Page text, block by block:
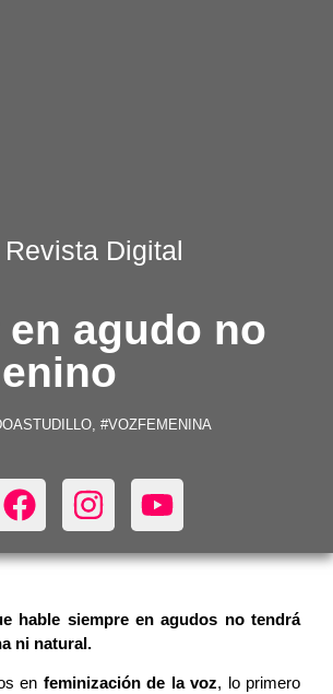
Revista Digital
en agudo no
#VOZFEMENINA
hable siempre en agudos no tendrá
ni natural.
en feminización de la voz, lo primero